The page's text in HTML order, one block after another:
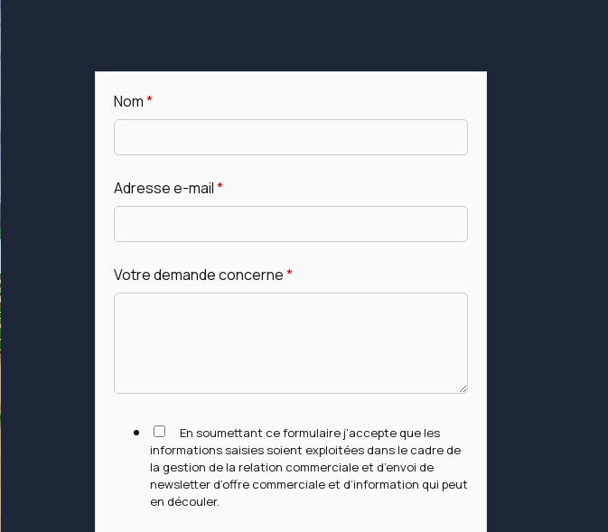
Nom*
Adresse e-mail*
Votre demande concerne*
En soumettant ce formulaire j'accepte que les
informations saisies soient exploitées dans le cadre de
la gestion de la relation commerciale et d’envoi de
newsletter d’offre commerciale et d’information qui peut
en découler.